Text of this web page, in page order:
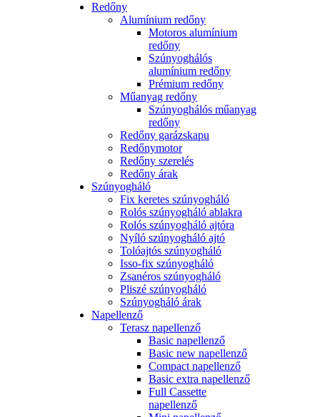
Redőny
Alumínium redőny
Motoros alumínium
redőny
Szúnyoghálós
alumínium redőny
Prémium redőny
Műanyag redőny
Szúnyoghálós műanyag
redőny
Redőny garázskapu
Redőnymotor
Redőny szerelés
Redőny árak
Szúnyogháló
Fix keretes szúnyogháló
Rolós szúnyogháló ablakra
Rolós szúnyogháló ajtóra
Nyíló szúnyogháló ajtó
Tolóajtós szúnyogháló
Isso-fix szúnyogháló
Zsanéros szúnyogháló
Pliszé szúnyogháló
Szúnyogháló árak
Napellenző
Terasz napellenző
Basic napellenző
Basic new napellenző
Compact napellenző
Basic extra napellenző
Full Cassette
napellenző